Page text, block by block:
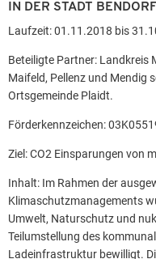
IN DER STADT BENDORF
Laufzeit: 01.11.2018 bis
Beteiligte Partner: Landkreis
Maifeld, Pellenz und Mendig
Ortsgemeinde Plaidt.
Förderkennzeichen:
Ziel: CO2 Einsparungen von
Inhalt: Im Rahmen der
Klimaschutzmanagements
Umwelt, Naturschutz und
Teilumstellung des
Ladeinfrastruktur bewilligt.